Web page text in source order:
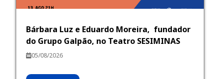
Bárbara Luz e Eduardo Moreira, fundador
do Grupo Galpão, no Teatro SESIMINAS
05/08/2026